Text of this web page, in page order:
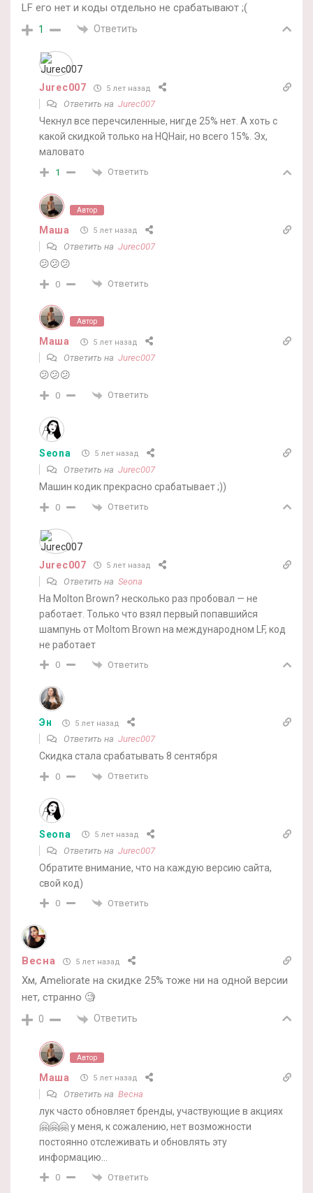
LF его нет и коды отдельно не срабатывают ;(
1 Ответить
Jurec007 5 лет назад
Ответить на Jurec007
Чекнул все перечсиленные, нигде 25% нет. А хоть с
какой скидкой только на HQHair, но всего 15%. Эх,
маловато
1 Ответить
Автор
Маша 5 лет назад
Ответить на Jurec007
😕😕😕
0 Ответить
Автор
Маша 5 лет назад
Ответить на Jurec007
😕😕😕
0 Ответить
Seona 5 лет назад
Ответить на Jurec007
Машин кодик прекрасно срабатывает ;))
0 Ответить
Jurec007 5 лет назад
Ответить на Seona
На Molton Brown? несколько раз пробовал — не
работает. Только что взял первый попавшийся
шампунь от Moltom Brown на международном LF, код
не работает
0 Ответить
Эн 5 лет назад
Ответить на Jurec007
Скидка стала срабатывать 8 сентября
0 Ответить
Seona 5 лет назад
Ответить на Jurec007
Обратите внимание, что на каждую версию сайта,
свой код)
0 Ответить
Весна 5 лет назад
Хм, Ameliorate на скидке 25% тоже ни на одной версии
нет, странно 🧐
0 Ответить
Автор
Маша 5 лет назад
Ответить на Весна
лук часто обновляет бренды, участвующие в акциях
🤗🤗🤗 у меня, к сожалению, нет возможности
постоянно отслеживать и обновлять эту
информацию…
0 Ответить